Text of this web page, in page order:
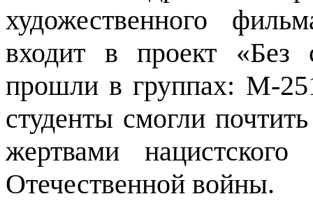
художественного
входит в проект «Без
прошли в группах: М-
студенты смогли
жертвами
Отечественной войны.